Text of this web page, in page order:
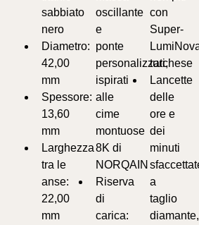
sabbiato
nero
Diametro:
42,00
mm
Spessore:
13,60
mm
Larghezza
tra le
anse:
22,00
mm
oscillante
e
ponte
personalizzati,
ispirati
alle
cime
montuose
8K di
NORQAIN
Riserva
di
carica:
con
Super-
turchese
Lancette
delle
ore e
dei
minuti
a
taglio
diamante,